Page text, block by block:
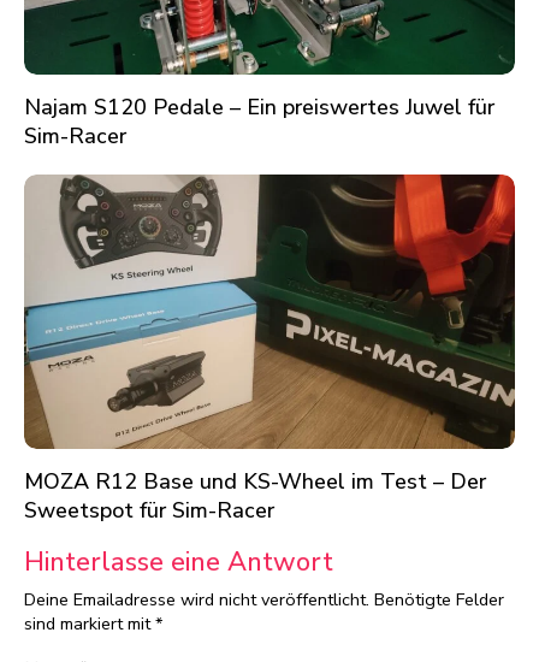
Najam S120 Pedale – Ein preiswertes Juwel für
Sim-Racer
MOZA R12 Base und KS-Wheel im Test – Der
Sweetspot für Sim-Racer
Hinterlasse eine Antwort
Deine Emailadresse wird nicht veröffentlicht. Benötigte Felder
sind markiert mit*